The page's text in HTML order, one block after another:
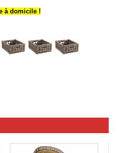
à domicile !